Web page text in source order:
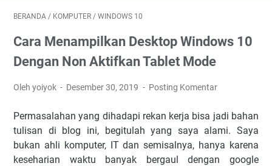
BERANDA / KOMPUTER / WINDOWS 10
Cara Menampilkan Desktop Windows 10
Dengan Non Aktifkan Tablet Mode
Oleh yoiyok Desember 30, 2019 Posting Komentar
Permasalahan yang dihadapi rekan kerja bisa jadi bahan
tulisan di blog ini, begitulah yang saya alami. Saya
bukan ahli komputer, IT dan semisalnya, hanya karena
keseharian waktu banyak bergaul dengan google